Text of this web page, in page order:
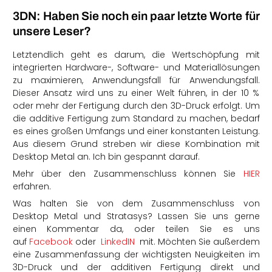
3DN: Haben Sie noch ein paar letzte Worte für
unsere Leser?
Letztendlich geht es darum, die Wertschöpfung mit
integrierten Hardware-, Software- und Materiallösungen
zu maximieren, Anwendungsfall für Anwendungsfall.
Dieser Ansatz wird uns zu einer Welt führen, in der 10 %
oder mehr der Fertigung durch den 3D-Druck erfolgt. Um
die additive Fertigung zum Standard zu machen, bedarf
es eines großen Umfangs und einer konstanten Leistung.
Aus diesem Grund streben wir diese Kombination mit
Desktop Metal an. Ich bin gespannt darauf.
Mehr über den Zusammenschluss können Sie HIER
erfahren.
Was halten Sie von dem Zusammenschluss von
Desktop Metal und Stratasys? Lassen Sie uns gerne
einen Kommentar da, oder teilen Sie es uns
auf Facebookoder LinkedIN mit. Möchten Sie außerdem
eine Zusammenfassung der wichtigsten Neuigkeiten im
3D-Druck und der additiven Fertigung direkt und